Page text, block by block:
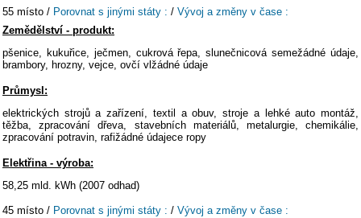
55 místo / Porovnat s jinými státy : / Vývoj a změny v čase :
Zemědělství - produkt:
pšenice, kukuřice, ječmen, cukrová řepa, slunečnicová semežádné údaje,
brambory, hrozny, vejce, ovčí vlžádné údaje
Průmysl:
elektrických strojů a zařízení, textil a obuv, stroje a lehké auto montáž,
těžba, zpracování dřeva, stavebních materiálů, metalurgie, chemikálie,
zpracování potravin, rafižádné údajece ropy
Elektřina - výroba:
58,25 mld. kWh (2007 odhad)
45 místo / Porovnat s jinými státy : / Vývoj a změny v čase :